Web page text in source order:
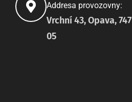
Addresa provozovny:
Vrchní 43, Opava, 747
05